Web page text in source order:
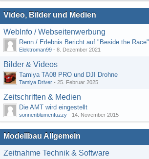
Video, Bilder und Medien
WebInfo / Webseitenwerbung
Renn / Erlebnis Bericht auf "Beside the Race"
Elektroman99 - 8. Dezember 2021
Bilder & Videos
Tamiya TA08 PRO und DJI Drohne
Tamiya Driver - 25. Februar 2025
Zeitschriften & Medien
Die AMT wird eingestellt
sonnenblumenfuzzy - 14. November 2015
Modellbau Allgemein
Zeitnahme Technik & Software